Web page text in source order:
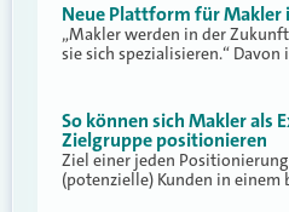
Neue Plattform für
„Makler werden in der
sie sich spezialisieren.“
So können sich Makler als
Zielgruppe positionieren
Ziel einer jeden Positionierung
(potenzielle) Kunden in